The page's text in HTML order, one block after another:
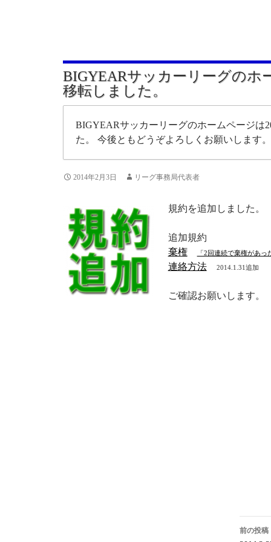
BIGYEARサッカーリーグのホ
移転しました。
BIGYEARサッカーリーグのホームページは
た。 今後ともどうぞよろしくお願いします。
2014年2月3日 リーグ事務局代表者
規約を追加しました。
追加規約
棄権
「2回連続で棄権があっ
連絡方法 2014.1.31追加
ご確認お願いします。
投
前の投稿